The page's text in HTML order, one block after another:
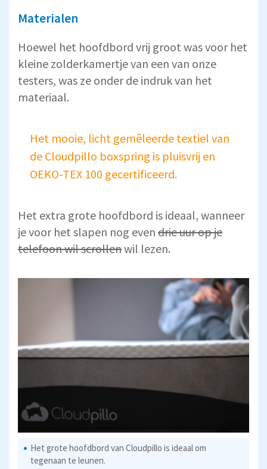
Materialen
Hoewel het hoofdbord vrij groot was voor het
kleine zolderkamertje van een van onze
testers, was ze onder de indruk van het
materiaal.
Het mooie, licht gemêleerde textiel van
de Cloudpillo boxspring is pluisvrij en
OEKO-TEX 100 gecertificeerd.
Het extra grote hoofdbord is ideaal, wanneer
je voor het slapen nog even drie uur op je
telefoon wil scrollenwil lezen.
Het grote hoofdbord van Cloudpillo is ideaal om
tegenaan te leunen.